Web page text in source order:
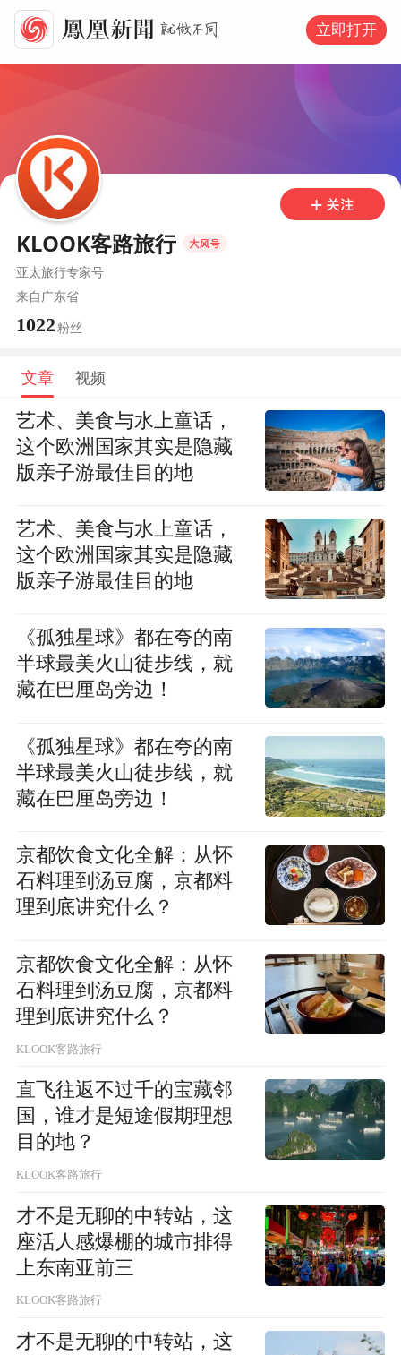
立即打开
KLOOK客路旅行
亚太旅行专家号
来自广东省
1022粉丝
文章 视频
艺术、美食与水上童话，
这个欧洲国家其实是隐藏
版亲子游最佳目的地
艺术、美食与水上童话，
这个欧洲国家其实是隐藏
版亲子游最佳目的地
《孤独星球》都在夸的南
半球最美火山徒步线，就
藏在巴厘岛旁边！
《孤独星球》都在夸的南
半球最美火山徒步线，就
藏在巴厘岛旁边！
京都饮食文化全解：从怀
石料理到汤豆腐，京都料
理到底讲究什么？
京都饮食文化全解：从怀
石料理到汤豆腐，京都料
理到底讲究什么？
KLOOK客路旅行
直飞往返不过千的宝藏邻
国，谁才是短途假期理想
目的地？
KLOOK客路旅行
才不是无聊的中转站，这
座活人感爆棚的城市排得
上东南亚前三
KLOOK客路旅行
才不是无聊的中转站，这